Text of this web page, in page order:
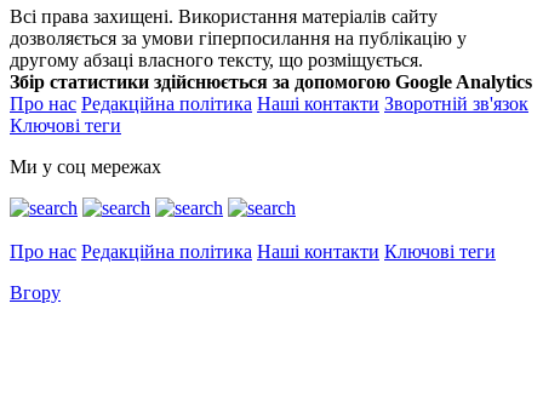
Всі права захищені. Використання матеріалів сайту
дозволяється за умови гіперпосилання на публікацію у
другому абзаці власного тексту, що розміщується.
Збір статистики здійснюється за допомогою Google Analytics
Про нас Редакційна політика Наші контакти Зворотній зв'язок
Ключові теги
Ми у соц мережах
Про нас Редакційна політика Наші контакти Ключові теги
Вгору